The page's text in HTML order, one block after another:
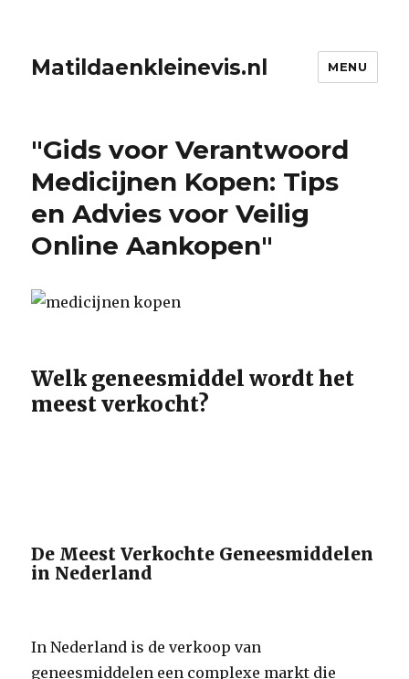
Matildaenkleinevis.nl MENU
"Gids voor Verantwoord
Medicijnen Kopen: Tips
en Advies voor Veilig
Online Aankopen"
Welk geneesmiddel wordt het
meest verkocht?
De Meest Verkochte Geneesmiddelen
in Nederland
In Nederland is de verkoop van
geneesmiddelen een complexe markt die